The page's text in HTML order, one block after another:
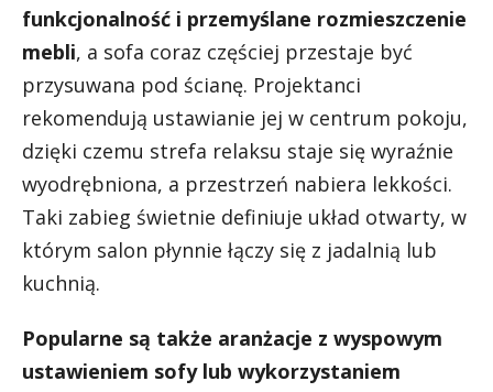
funkcjonalność i przemyślane rozmieszczenie
mebli, a sofa coraz częściej przestaje być
przysuwana pod ścianę. Projektanci
rekomendują ustawianie jej w centrum pokoju,
dzięki czemu strefa relaksu staje się wyraźnie
wyodrębniona, a przestrzeń nabiera lekkości.
Taki zabieg świetnie definiuje układ otwarty, w
którym salon płynnie łączy się z jadalnią lub
kuchnią.
Popularne są także aranżacje z wyspowym
ustawieniem sofy lub wykorzystaniem